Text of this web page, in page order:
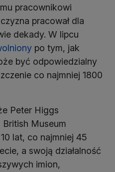
pracownikowi
pracował dla
dekady. W lipcu
po tym, jak
być odpowiedzialny
co najmniej 1800
Peter Higgs
British Museum
lat, co najmniej 45
a swoją działalność
imion,